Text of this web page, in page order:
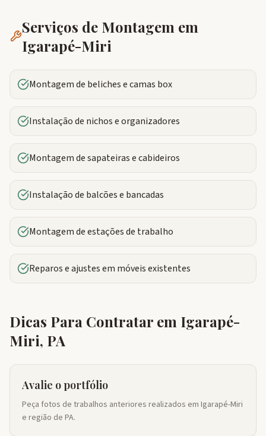
Serviços de Montagem em
Igarapé-Miri
Montagem de beliches e camas box
Instalação de nichos e organizadores
Montagem de sapateiras e cabideiros
Instalação de balcões e bancadas
Montagem de estações de trabalho
Reparos e ajustes em móveis existentes
Dicas Para Contratar em Igarapé-
Miri, PA
Avalie o portfólio
Peça fotos de trabalhos anteriores realizados em Igarapé-Miri
e região de PA.